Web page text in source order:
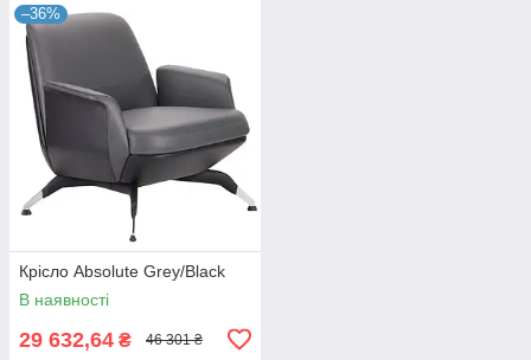
–36%
Крісло Absolute Grey/Black
В наявності
29 632,64 ₴ 46 301 ₴